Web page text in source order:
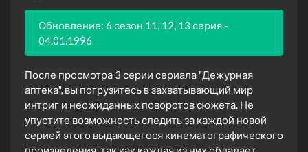
Обновление: 6 сезон 11, 12, 13 серия -
04.01.1996
После просмотра 3 серии сериала "Дежурная
аптека", вы погрузитесь в захватывающий мир
интриг и неожиданных поворотов сюжета. Не
упустите возможность следить за каждой новой
серией этого выдающегося кинематографического